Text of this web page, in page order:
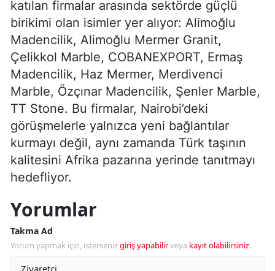
katılan firmalar arasında sektörde güçlü
birikimi olan isimler yer alıyor: Alimoğlu
Madencilik, Alimoğlu Mermer Granit,
Çelikkol Marble, COBANEXPORT, Ermaş
Madencilik, Haz Mermer, Merdivenci
Marble, Özçınar Madencilik, Şenler Marble,
TT Stone. Bu firmalar, Nairobi’deki
görüşmelerle yalnızca yeni bağlantılar
kurmayı değil, aynı zamanda Türk taşının
kalitesini Afrika pazarına yerinde tanıtmayı
hedefliyor.
Yorumlar
Takma Ad
Yorum yapmak için, istersenizgiriş yapabilirveya kayıt olabilirsiniz.